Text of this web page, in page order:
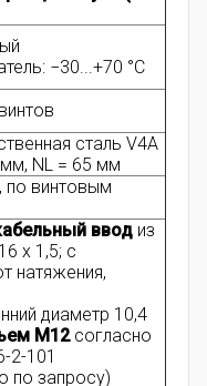
−30...+70 °C
сталь V4A
NL = 65 мм
по винтовым
ввод из
x 1,5; с
натяжения,
диаметр 10,4
M12согласно
2-101
по запросу)